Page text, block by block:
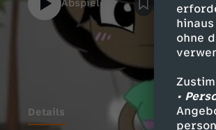
ohne
•
Abspielen
Details